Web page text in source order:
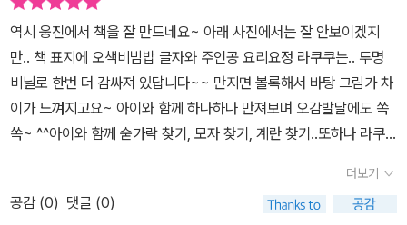
께 즐겁게 놀다보면 우리 아이 편식하는 습관도 싹~~~ 없어지겠네
요.책을 읽고...기회는 이때다 싶어우리 아이 잘 안먹는 야채를 가지고
함께 요리해 봤어요.집에 있는 야채들을 아주 잘게 다져서 준비되어
있던 밥에 넣고 촛물을 부어 양념을 했어요.참깨도 솔솔 뿌리고 주먹
밥 용 가루도 살살뿌리고 주물럭 주물럭~~ㅎㅎ이젠 제법 손이 야물
어서 잘 하네요.얼마전 까지만 해도 흘리는게 반이더니~~~ㅎㅎ소금
으로 살짝 간을하고 동글동글 말아서 유부에 쏘~~~~옥앗 근데 이건
밥따로 유부따로? ㅋㅋ그래도 즐겁습니다.이제는 엄마는 손도 못대
역시 웅진에서 책을 잘 만드네요~ 아래 사진에서는 잘 안보이겠지
만.. 책 표지에 오색비빔밥 글자와 주인공 요리요정 라쿠쿠는.. 투명
비닐로 한번 더 감싸져 있답니다~~ 만지면 볼록해서 바탕 그림가 차
이가 느껴지고요~ 아이와 함께 하나하나 만져보며 오감발달에도 쏙
쏙~ ^^아이와 함께 숟가락 찾기, 모자 찾기, 계란 찾기..또하나 라쿠
먼저.. 아이와 함께 찾기 놀이를 하니깐..예쁜 오렌지색 곰 라쿠쿠에
아이가 홀딱 반했어요~~~~요리요정 이름이 왜 라쿠쿠냐구요??맛
더보기
공감 (0) 댓글 (0)